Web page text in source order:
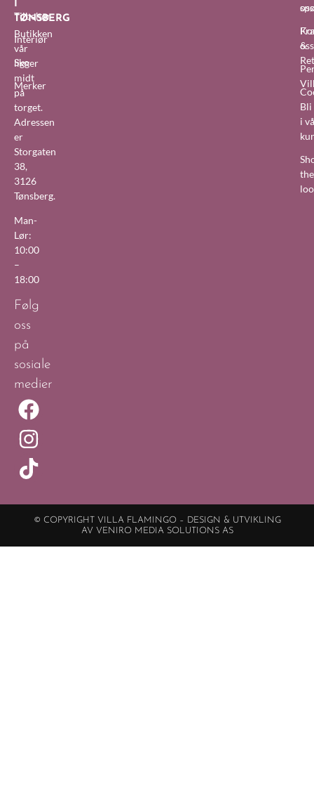
TØNSBERG
Butikken
vår
ligger
midt
på
torget.
Adressen
er
Storgaten
38,
3126
Tønsberg.
Man-
Lør:
10:00
–
18:00
Følg
oss
på
sosiale
medier
Tilbehør
Interiør
Sko
Merker
oss
&
Bli
i
the
oss
© COPYRIGHT VILLA FLAMINGO – DESIGN & UTVIKLING
AV VENIRO MEDIA SOLUTIONS AS